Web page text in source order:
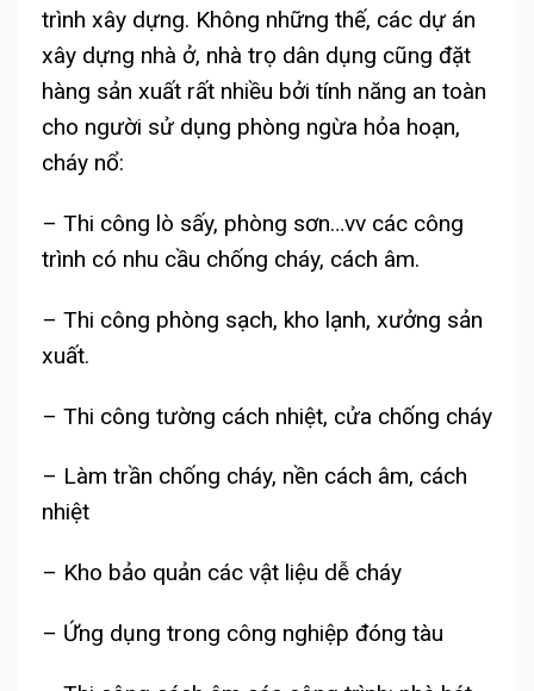
trình xây dựng. Không những thế, các dự án
xây dựng nhà ở, nhà trọ dân dụng cũng đặt
hàng sản xuất rất nhiều bởi tính năng an toàn
cho người sử dụng phòng ngừa hỏa hoạn,
cháy nổ:
– Thi công lò sấy, phòng sơn…vv các công
trình có nhu cầu chống cháy, cách âm.
– Thi công phòng sạch, kho lạnh, xưởng sản
xuất.
– Thi công tường cách nhiệt, cửa chống cháy
– Làm trần chống cháy, nền cách âm, cách
nhiệt
– Kho bảo quản các vật liệu dễ cháy
– Ứng dụng trong công nghiệp đóng tàu